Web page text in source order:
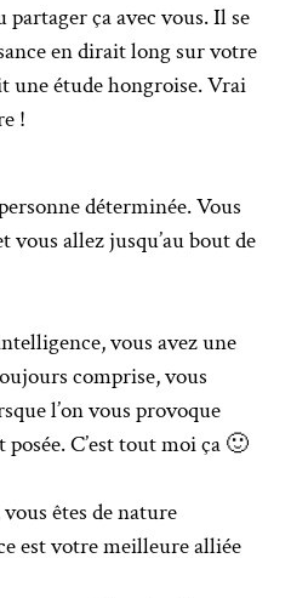
partager ça avec vous. Il se
en dirait long sur votre
une étude hongroise. Vrai
!
déterminée. Vous
vous allez jusqu’au bout de
vous avez une
comprise, vous
l’on vous provoque
C’est tout moi ça 🙂
êtes de nature
est votre meilleure alliée